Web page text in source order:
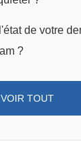
de votre
?
VOIR TOUT